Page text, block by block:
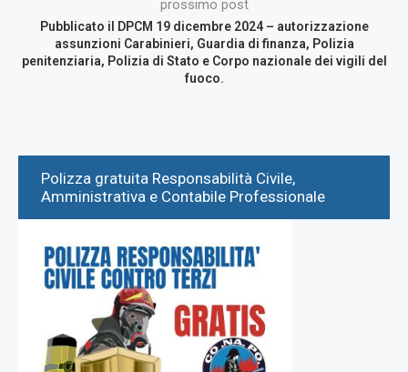
prossimo post
Pubblicato il DPCM 19 dicembre 2024 – autorizzazione
assunzioni Carabinieri, Guardia di finanza, Polizia
penitenziaria, Polizia di Stato e Corpo nazionale dei vigili del
fuoco.
Polizza gratuita Responsabilità Civile,
Amministrativa e Contabile Professionale